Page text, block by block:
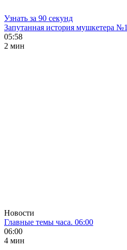
Узнать за 90 секунд
Запутанная история мушкетера №1
05:58
2 мин
Новости
Главные темы часа. 06:00
06:00
4 мин